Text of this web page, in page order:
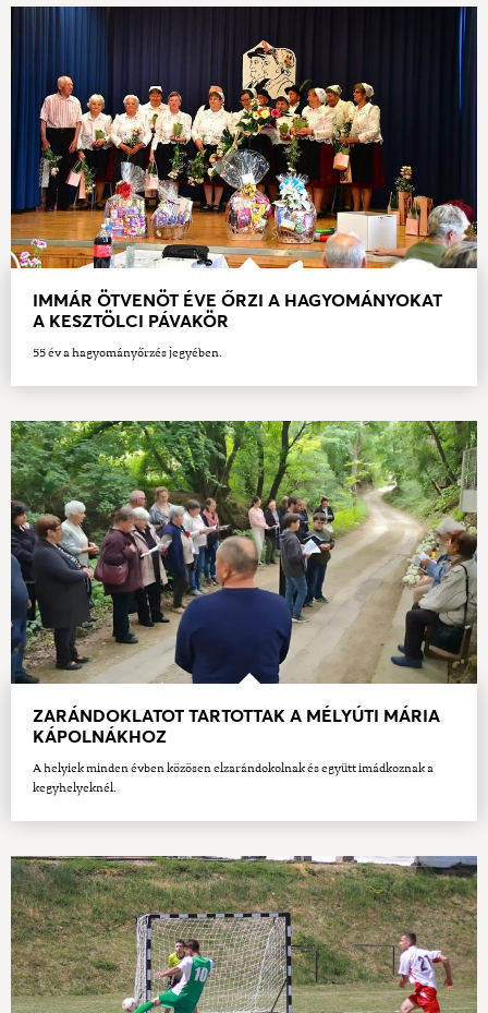
IMMÁR ÖTVENÖT ÉVE ŐRZI A HAGYOMÁNYOKAT
A KESZTÖLCI PÁVAKÖR
55 év a hagyományőrzés jegyében.
ZARÁNDOKLATOT TARTOTTAK A MÉLYÚTI MÁRIA
KÁPOLNÁKHOZ
A helyiek minden évben közösen elzarándokolnak és együtt imádkoznak a
kegyhelyeknél.